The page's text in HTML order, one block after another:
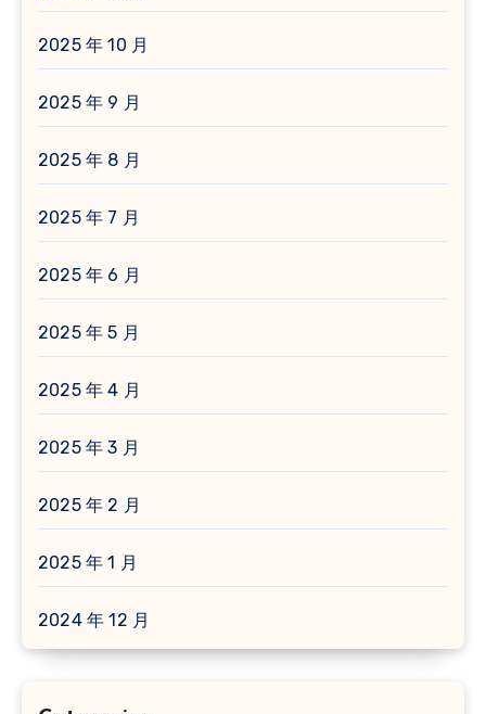
2025 年 10 月
2025 年 9 月
2025 年 8 月
2025 年 7 月
2025 年 6 月
2025 年 5 月
2025 年 4 月
2025 年 3 月
2025 年 2 月
2025 年 1 月
2024 年 12 月